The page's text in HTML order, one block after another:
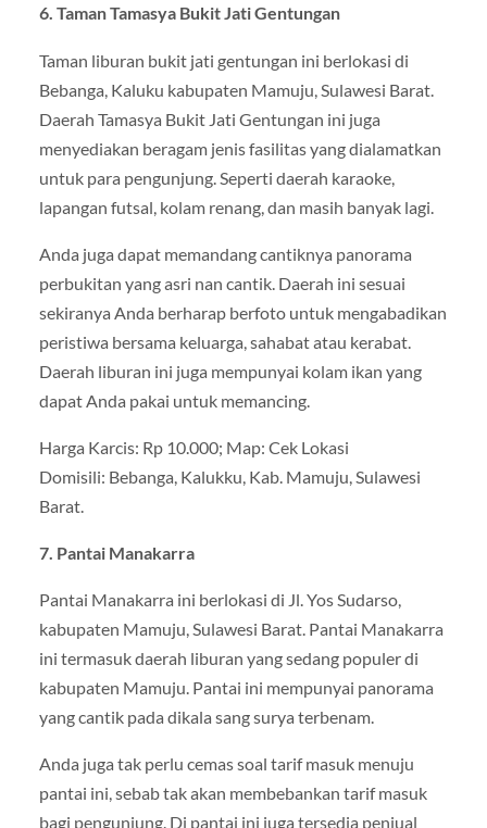
6. Taman Tamasya Bukit Jati Gentungan
Taman liburan bukit jati gentungan ini berlokasi di
Bebanga, Kaluku kabupaten Mamuju, Sulawesi Barat.
Daerah Tamasya Bukit Jati Gentungan ini juga
menyediakan beragam jenis fasilitas yang dialamatkan
untuk para pengunjung. Seperti daerah karaoke,
lapangan futsal, kolam renang, dan masih banyak lagi.
Anda juga dapat memandang cantiknya panorama
perbukitan yang asri nan cantik. Daerah ini sesuai
sekiranya Anda berharap berfoto untuk mengabadikan
peristiwa bersama keluarga, sahabat atau kerabat.
Daerah liburan ini juga mempunyai kolam ikan yang
dapat Anda pakai untuk memancing.
Harga Karcis: Rp 10.000; Map: Cek Lokasi
Domisili: Bebanga, Kalukku, Kab. Mamuju, Sulawesi
Barat.
7. Pantai Manakarra
Pantai Manakarra ini berlokasi di Jl. Yos Sudarso,
kabupaten Mamuju, Sulawesi Barat. Pantai Manakarra
ini termasuk daerah liburan yang sedang populer di
kabupaten Mamuju. Pantai ini mempunyai panorama
yang cantik pada dikala sang surya terbenam.
Anda juga tak perlu cemas soal tarif masuk menuju
pantai ini, sebab tak akan membebankan tarif masuk
bagi pengunjung. Di pantai ini juga tersedia penjual